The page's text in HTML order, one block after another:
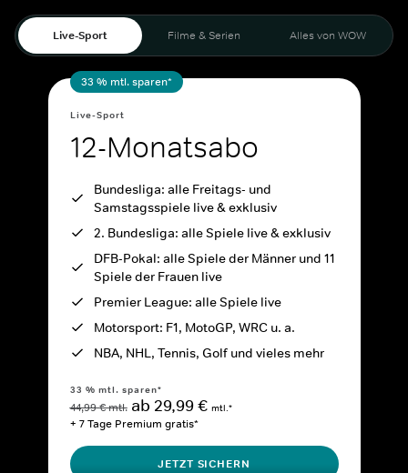
Live-Sport Filme & Serien Alles von WOW
33 % mtl. sparen*
Live-Sport
12-Monatsabo
Bundesliga: alle Freitags- und
Samstagsspiele live & exklusiv
2. Bundesliga: alle Spiele live & exklusiv
DFB-Pokal: alle Spiele der Männer und 11
Spiele der Frauen live
Premier League: alle Spiele live
Motorsport: F1, MotoGP, WRC u. a.
NBA, NHL, Tennis, Golf und vieles mehr
33 % mtl. sparen*
44,99 € mtl. ab 29,99 € mtl.*
+ 7 Tage Premium gratis*
JETZT SICHERN